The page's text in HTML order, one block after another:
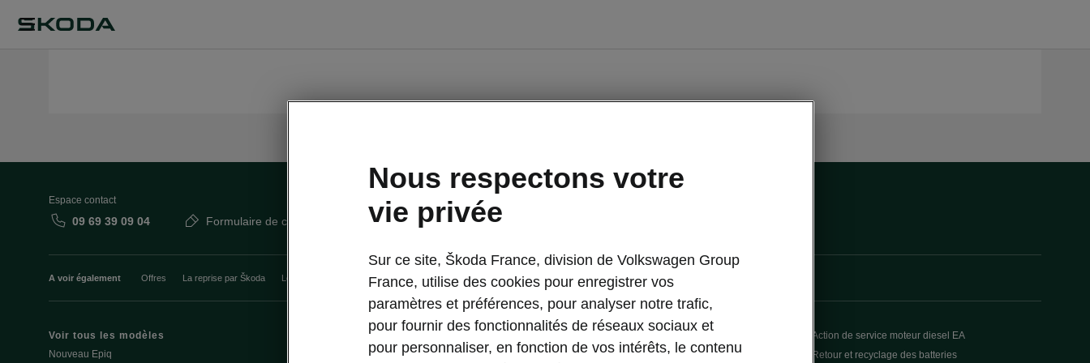
Espace contact
09 69 39 09 04 Formulaire de contact
A voir également Offres La reprise par Škoda Le stock par Škoda Occasions E-brochures et tarifs
Voir tous les modèles
Nouveau Epiq
Offres et financement
Le leasing Epiq par Škoda
Nos modèles pour professionnels
Action de service moteur diesel EA
Retour et recyclage des batteries
Nous respectons votre
vie privée
Sur ce site, Škoda France, division de Volkswagen Group
France, utilise des cookies pour enregistrer vos
paramètres et préférences, pour analyser notre trafic,
pour fournir des fonctionnalités de réseaux sociaux et
pour personnaliser, en fonction de vos intérêts, le contenu